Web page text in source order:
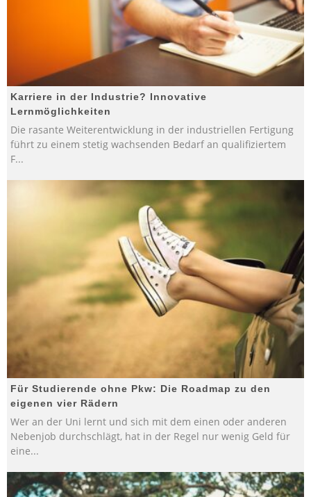
Karriere in der Industrie? Innovative
Lernmöglichkeiten
Die rasante Weiterentwicklung in der industriellen Fertigung
führt zu einem stetig wachsenden Bedarf an qualifiziertem
F...
Für Studierende ohne Pkw: Die Roadmap zu den
eigenen vier Rädern
Wer an der Uni lernt und sich mit dem einen oder anderen
Nebenjob durchschlägt, hat in der Regel nur wenig Geld für
eine...